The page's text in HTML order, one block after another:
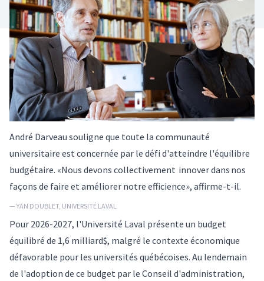
André Darveau souligne que toute la communauté
universitaire est concernée par le défi d'atteindre l'équilibre
budgétaire. «Nous devons collectivement innover dans nos
façons de faire et améliorer notre efficience», affirme-t-il.
— YAN DOUBLET, UNIVERSITÉ LAVAL
Pour 2026-2027, l'Université Laval présente un budget
équilibré de 1,6 milliard$, malgré le contexte économique
défavorable pour les universités québécoises. Au lendemain
de l'adoption de ce budget par le Conseil d'administration,